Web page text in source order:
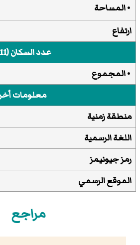
• المساحة
ارتفاع
عدد السكان (2011)
• المجموع
معلومات
منطقة زمنية
اللغة الرسمية
رمز جيونيمز
الموقع الرسمي
مراجع